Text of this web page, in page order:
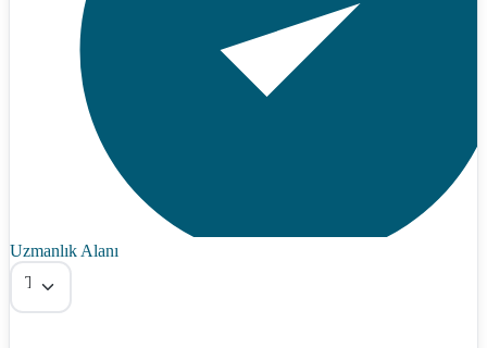
Uzmanlık Alanı
Tümü